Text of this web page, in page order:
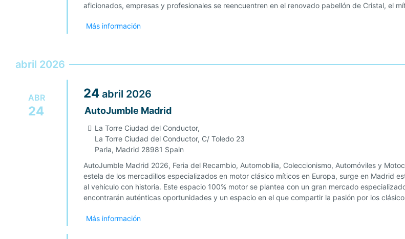
aficionados, empresas y profesionales se reencuentren en el renovado pabellón de Cristal, el
Más información
abril 2026
ABR
24
24 abril 2026
AutoJumble Madrid
La Torre Ciudad del Conductor,
La Torre Ciudad del Conductor, C/ Toledo 23
Parla, Madrid 28981 Spain
AutoJumble Madrid 2026, Feria del Recambio, Automobilia, Coleccionismo, Automóviles y
estela de los mercadillos especializados en motor clásico míticos en Europa, surge en Madrid
al vehículo con historia. Este espacio 100% motor se plantea con un gran mercado
encontrarán auténticas oportunidades y un espacio en el que compartir la pasión por los
Más información